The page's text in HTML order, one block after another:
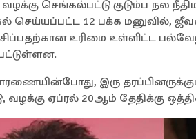
செங்கல்பட்டு குடும்ப நல
செய்யப்பட்ட 12 பக்க மனுவில்,
உரிமை உள்ளிட்ட
இரு
வழக்கு ஏப்ரல் 20ஆம் தேதிக்கு